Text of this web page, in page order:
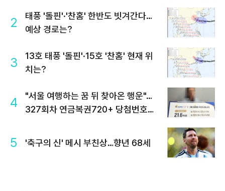
2
태풍 '돌핀'·'찬홈' 한반도 빗겨간다…
예상 경로는?
3
13호 태풍 '돌핀'·15호 '찬홈' 현재 위
치는?
4
"서울 여행하는 꿈 뒤 찾아온 행운"…
327회차 연금복권720+ 당첨번호조
5 '축구의 신' 메시 부친상…향년 68세